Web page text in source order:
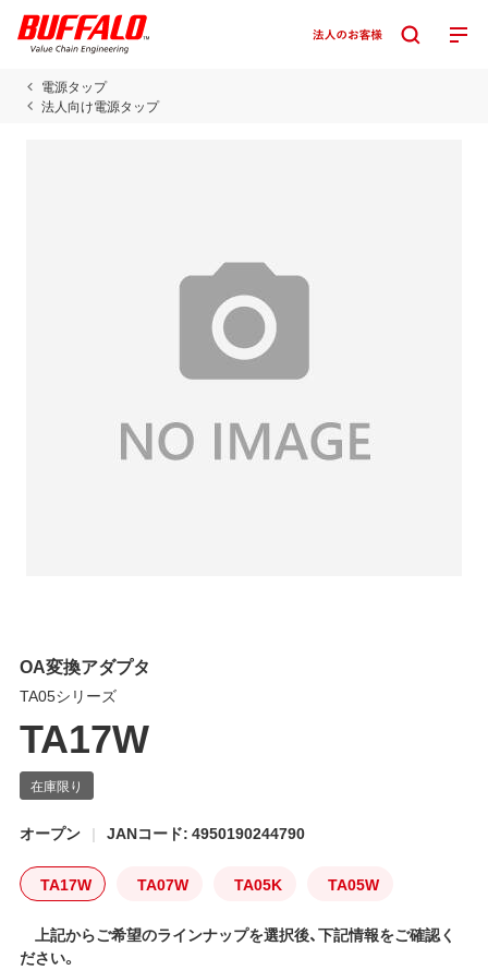
電源タップ
法人向け電源タップ
OA変換アダプタ
TA05シリーズ
TA17W
オープン JANコード: 4950190244790
TA17W TA07W TA05K TA05W
上記からご希望のラインナップを選択後、下記情報をご確認く
ださい。